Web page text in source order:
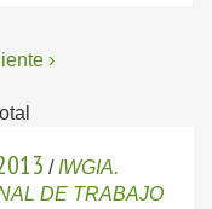
›
/ IWGIA.
DE TRABAJO